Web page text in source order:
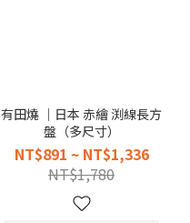
有田燒 ｜日本 赤繪 渕線長方
盤（多尺寸）
NT$891 ~ NT$1,336
NT$1,780